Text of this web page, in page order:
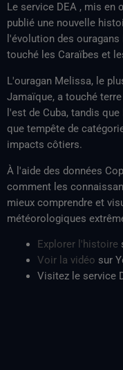
Le service DEA , mis en
publié une nouvelle
l'évolution des
touché les Caraïbes et
L'ouragan Melissa, le
Jamaïque, a touché
l'est de Cuba, tandis
que tempête de
impacts côtiers.
À l'aide des données
comment les
mieux comprendre et
météorologiques
Explorer l'histoire
Voir la vidéo sur
Visitez le service